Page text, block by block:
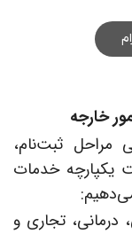
خارجه
مراحل ثبت‌نام،
یکپارچه خدمات
درمانی، تجاری و